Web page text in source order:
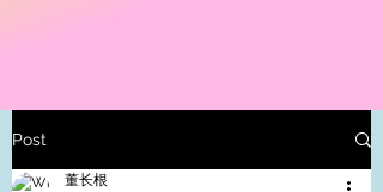
Post
董长根